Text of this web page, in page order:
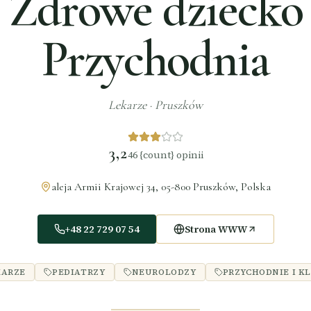
Przychodnia
Lekarze· Pruszków
3,246 {count} opinii
aleja Armii Krajowej 34, 05-800 Pruszków, Polska
+48 22 729 07 54 Strona WWW
PEDIATRZY NEUROLODZY PRZYCHODNIE I